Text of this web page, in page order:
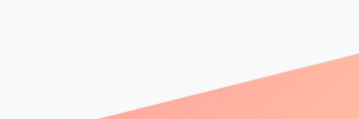
betexper yeni giriş